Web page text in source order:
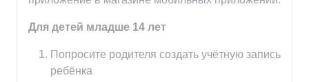
Для детей младше 14 лет
Попросите родителя создать учётную запись
ребёнка